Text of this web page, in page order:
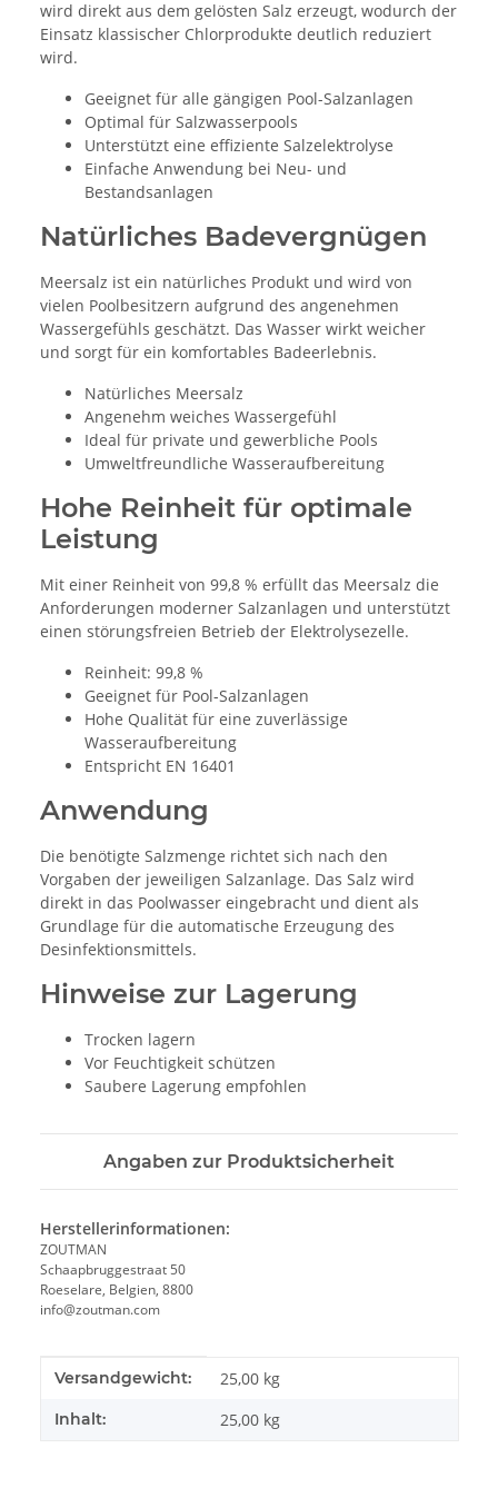
wird direkt aus dem gelösten Salz erzeugt, wodurch der
Einsatz klassischer Chlorprodukte deutlich reduziert
wird.
Geeignet für alle gängigen Pool-Salzanlagen
Optimal für Salzwasserpools
Unterstützt eine effiziente Salzelektrolyse
Einfache Anwendung bei Neu- und
Bestandsanlagen
Natürliches Badevergnügen
Meersalz ist ein natürliches Produkt und wird von
vielen Poolbesitzern aufgrund des angenehmen
Wassergefühls geschätzt. Das Wasser wirkt weicher
und sorgt für ein komfortables Badeerlebnis.
Natürliches Meersalz
Angenehm weiches Wassergefühl
Ideal für private und gewerbliche Pools
Umweltfreundliche Wasseraufbereitung
Hohe Reinheit für optimale
Leistung
Mit einer Reinheit von 99,8 % erfüllt das Meersalz die
Anforderungen moderner Salzanlagen und unterstützt
einen störungsfreien Betrieb der Elektrolysezelle.
Reinheit: 99,8 %
Geeignet für Pool-Salzanlagen
Hohe Qualität für eine zuverlässige
Wasseraufbereitung
Entspricht EN 16401
Anwendung
Die benötigte Salzmenge richtet sich nach den
Vorgaben der jeweiligen Salzanlage. Das Salz wird
direkt in das Poolwasser eingebracht und dient als
Grundlage für die automatische Erzeugung des
Desinfektionsmittels.
Hinweise zur Lagerung
Trocken lagern
Vor Feuchtigkeit schützen
Saubere Lagerung empfohlen
Angaben zur Produktsicherheit
Herstellerinformationen:
ZOUTMAN
Schaapbruggestraat 50
Roeselare, Belgien, 8800
info@zoutman.com
Produkteigenschaft
Wert
Versandgewicht: 25,00 kg
Inhalt: 25,00 kg